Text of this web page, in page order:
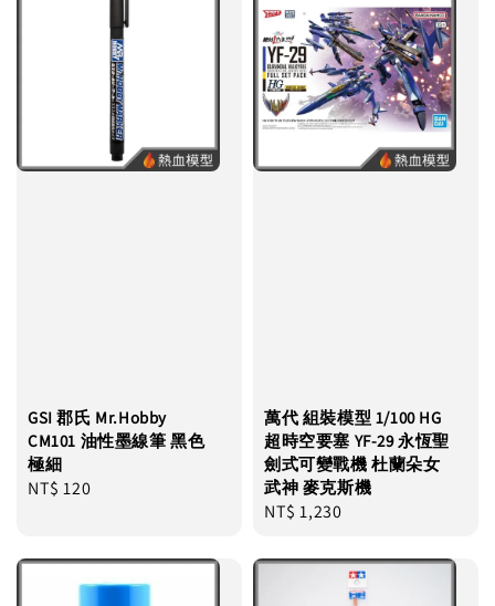
GSI 郡氏 Mr.Hobby
CM101 油性墨線筆 黑色
極細
Regular
NT$ 120
萬代 組裝模型 1/100 HG
超時空要塞 YF-29 永恆聖
劍式可變戰機 杜蘭朵女
武神 麥克斯機
Regular
NT$ 1,230